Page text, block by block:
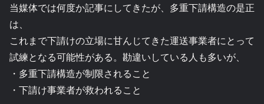
当媒体では何度か記事にしてきたが、多重下請構造の是正
は、
これまで下請けの立場に甘んじてきた運送事業者にとって
試練となる可能性がある。勘違いしている人も多いが、
・多重下請構造が制限されること
・下請け事業者が救われること